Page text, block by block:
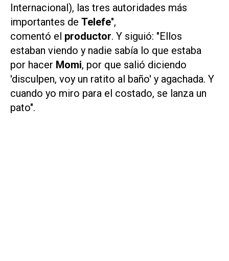
Internacional), las tres autoridades más
importantes de Telefe",
comentó el productor. Y siguió: "Ellos
estaban viendo y nadie sabía lo que estaba
por hacer Momi, por que salió diciendo
'disculpen, voy un ratito al baño' y agachada. Y
cuando yo miro para el costado, se lanza un
pato".